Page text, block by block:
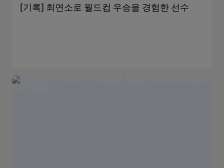
[기록] 최연소로 월드컵 우승을 경험한 선수